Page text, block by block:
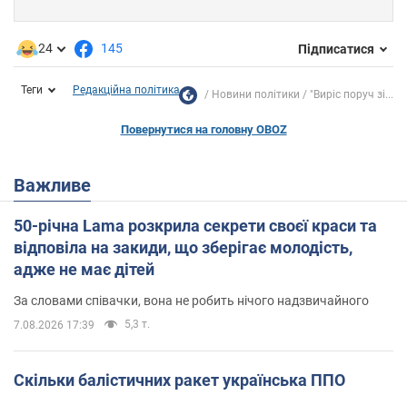
24 145 Підписатися
Теги Редакційна політика Новини політики "Виріс поруч зі...
Повернутися на головну OBOZ
Важливе
50-річна Lama розкрила секрети своєї краси та
відповіла на закиди, що зберігає молодість,
адже не має дітей
За словами співачки, вона не робить нічого надзвичайного
7.08.2026 17:39 5,3 т.
Скільки балістичних ракет українська ППО